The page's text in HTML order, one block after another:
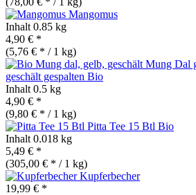
Mangomus
Inhalt 0.85 kg
4,90 € *
(5,76 € * / 1 kg)
Mung Dal
geschält gespalten Bio
Inhalt 0.5 kg
4,90 € *
(9,80 € * / 1 kg)
Pitta Tee 15 Btl Bio
Inhalt 0.018 kg
5,49 € *
(305,00 € * / 1 kg)
Kupferbecher
19,99 € *